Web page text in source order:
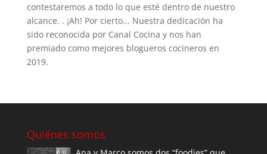
contestaremos a todo lo que esté dentro de nuestro
alcance. . ¡Ah! Por cierto... Nuestra dedicación ha
sido reconocida por Canal Cocina y nos han
premiado como mejores blogueros cocineros en
2019.
Quiénes somos